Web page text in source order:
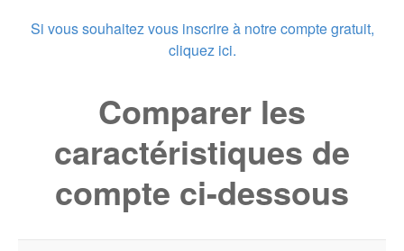
Si vous souhaitez vous inscrire à notre compte gratuit,
cliquez ici.
Comparer les
caractéristiques de
compte ci-dessous